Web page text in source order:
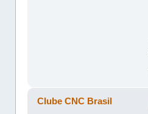
Clube CNC Brasil